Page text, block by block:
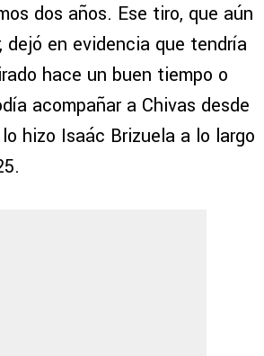
dos años. Ese tiro, que aún
dejó en evidencia que tendría
hace un buen tiempo o
acompañar a Chivas desde
hizo Isaác Brizuela a lo largo